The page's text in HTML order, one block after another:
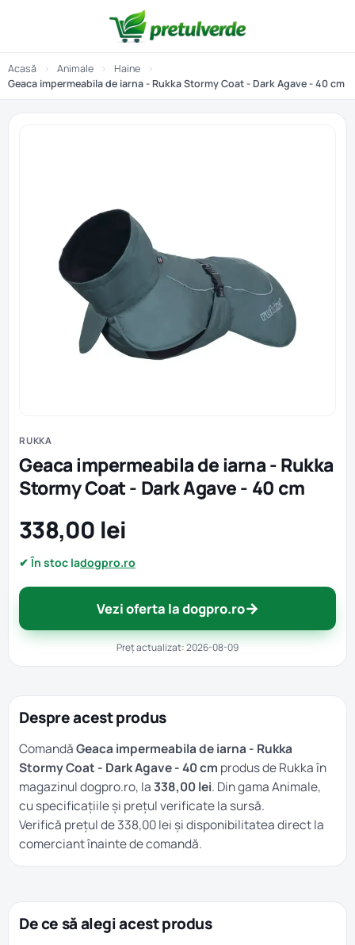
Acasă › Animale › Haine
›
Geaca impermeabila de iarna - Rukka Stormy Coat - Dark Agave - 40 cm
RUKKA
Geaca impermeabila de iarna - Rukka
Stormy Coat - Dark Agave - 40 cm
338,00 lei
✔ În stoc ladogpro.ro
Vezi oferta la dogpro.ro→
Preț actualizat: 2026-08-09
Despre acest produs
ComandăGeaca impermeabila de iarna - Rukka
Stormy Coat - Dark Agave - 40 cm produs de Rukka în
magazinul dogpro.ro, la338,00 lei. Din gamaAnimale,
cu specificațiile și prețul verificate la sursă.
Verifică prețul de 338,00 lei și disponibilitatea direct la
comerciant înainte de comandă.
De ce să alegi acest produs